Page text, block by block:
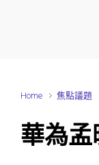
Home 焦點議題
華為